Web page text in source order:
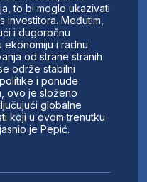
to bi moglo ukazivati
Međutim,
i dugoročnu
ekonomiju i radnu
od strane stranih
održe stabilni
i ponude
ovo je složeno
globalne
koji u ovom trenutku
je Pepić.